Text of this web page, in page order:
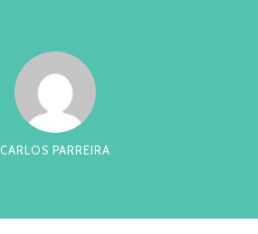
CARLOS PARREIRA